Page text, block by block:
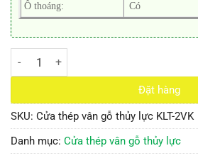
Ô thoáng: Có
Cửa thép vân gỗ thủy lực KLT-2VK số lượng
Đặt hàng
SKU: Cửa thép vân gỗ thủy lực KLT-2VK
Danh mục: Cửa thép vân gỗ thủy lực